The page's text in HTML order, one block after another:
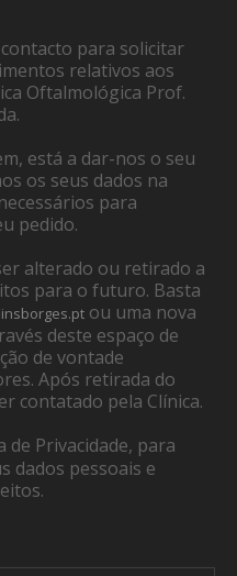
para solicitar
relativos aos
Oftalmológica Prof.
está a dar-nos o seu
os seus dados na
para
pedido.
alterado ou retirado a
para o futuro. Basta
ou uma nova
deste espaço de
de vontade
Após retirada do
contatado pela Clínica.
de Privacidade, para
dados pessoais e